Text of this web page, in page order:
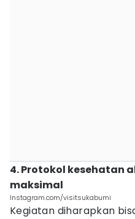
4. Protokol kesehatan
maksimal
Instagram.com/visitsukabumi
Kegiatan diharapkan